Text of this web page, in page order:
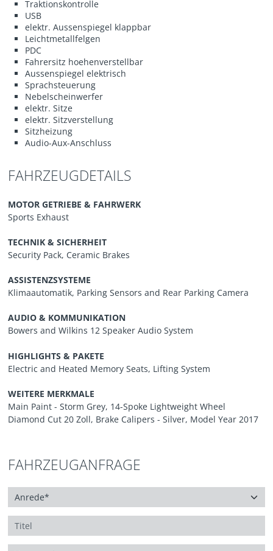
Traktionskontrolle
USB
elektr. Aussenspiegel klappbar
Leichtmetallfelgen
PDC
Fahrersitz hoehenverstellbar
Aussenspiegel elektrisch
Sprachsteuerung
Nebelscheinwerfer
elektr. Sitze
elektr. Sitzverstellung
Sitzheizung
Audio-Aux-Anschluss
FAHRZEUGDETAILS
MOTOR GETRIEBE & FAHRWERK
Sports Exhaust
TECHNIK & SICHERHEIT
Security Pack, Ceramic Brakes
ASSISTENZSYSTEME
Klimaautomatik, Parking Sensors and Rear Parking Camera
AUDIO & KOMMUNIKATION
Bowers and Wilkins 12 Speaker Audio System
HIGHLIGHTS & PAKETE
Electric and Heated Memory Seats, Lifting System
WEITERE MERKMALE
Main Paint - Storm Grey, 14-Spoke Lightweight Wheel
Diamond Cut 20 Zoll, Brake Calipers - Silver, Model Year 2017
FAHRZEUGANFRAGE